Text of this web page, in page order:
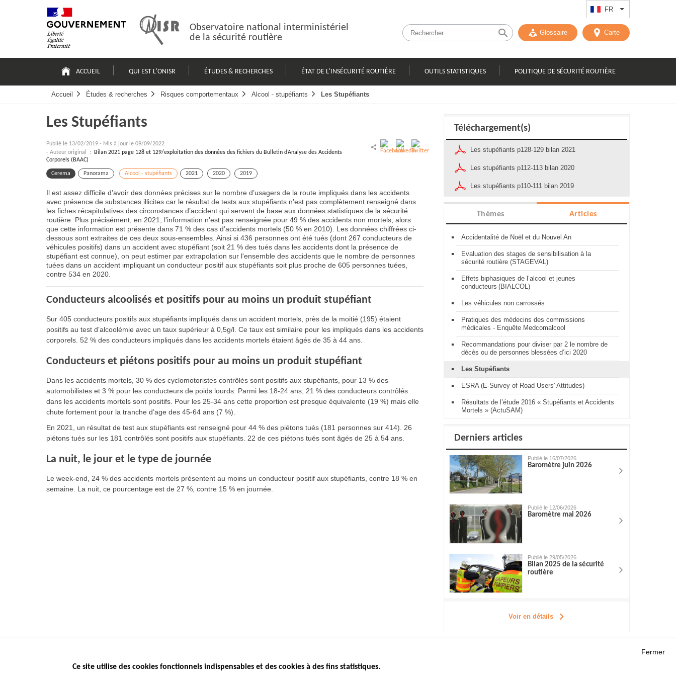
FR Lister les actions
Observatoire national interministériel
de la sécurité routière
Glossaire Carte
principale
ACCUEIL QUI EST L'ONISR ÉTUDES & RECHERCHES ÉTAT DE L'INSÉCURITÉ ROUTIÈRE OUTILS STATISTIQUES POLITIQUE DE SÉCURITÉ ROUTIÈRE
Accueil Études & recherches Risques comportementaux Alcool - stupéfiants Les Stupéfiants
Les Stupéfiants
Publié le 13/02/2019 - Mis à jour le 09/09/2022
- Auteur original :
Bilan 2021 page 128 et 129/exploitation des données des fichiers du Bulletin d’Analyse des Accidents
Corporels (BAAC)
Cerema Panorama Alcool - stupéfiants 2021 2020 2019
Il est assez difficile d’avoir des données précises sur le nombre d’usagers de la route impliqués dans les accidents
avec présence de substances illicites car le résultat de tests aux stupéfiants n’est pas complètement renseigné dans
les fiches récapitulatives des circonstances d’accident qui servent de base aux données statistiques de la sécurité
routière. Plus précisément, en 2021, l’information n’est pas renseignée pour 49 % des accidents non mortels, alors
que cette information est présente dans 71 % des cas d’accidents mortels (50 % en 2010). Les données chiffrées ci-
dessous sont extraites de ces deux sous-ensembles. Ainsi si 436 personnes ont été tués (dont 267 conducteurs de
véhicules positifs) dans un accident avec stupéfiant (soit 21 % des tués dans les accidents dont la présence de
stupéfiant est connue), on peut estimer par extrapolation sur l'ensemble des accidents que le nombre de personnes
tuées dans un accident impliquant un conducteur positif aux stupéfiants soit plus proche de 605 personnes tuées,
contre 534 en 2020.
Conducteurs alcoolisés et positifs pour au moins un produit stupéfiant
Sur 405 conducteurs positifs aux stupéfiants impliqués dans un accident mortels, près de la moitié (195) étaient
positifs au test d’alcoolémie avec un taux supérieur à 0,5g/l. Ce taux est similaire pour les impliqués dans les accidents
corporels. 52 % des conducteurs impliqués dans les accidents mortels étaient âgés de 35 à 44 ans.
Conducteurs et piétons positifs pour au moins un produit stupéfiant
Dans les accidents mortels, 30 % des cyclomotoristes contrôlés sont positifs aux stupéfiants, pour 13 % des
automobilistes et 3 % pour les conducteurs de poids lourds. Parmi les 18-24 ans, 21 % des conducteurs contrôlés
dans les accidents mortels sont positifs. Pour les 25-34 ans cette proportion est presque équivalente (19 %) mais elle
chute fortement pour la tranche d’age des 45-64 ans (7 %).
En 2021, un résultat de test aux stupéfiants est renseigné pour 44 % des piétons tués (181 personnes sur 414). 26
piétons tués sur les 181 contrôlés sont positifs aux stupéfiants. 22 de ces piétons tués sont âgés de 25 à 54 ans.
La nuit, le jour et le type de journée
Le week-end, 24 % des accidents mortels présentent au moins un conducteur positif aux stupéfiants, contre 18 % en
semaine. La nuit, ce pourcentage est de 27 %, contre 15 % en journée.
Téléchargement(s)
Les stupéfiants p128-129 bilan 2021
Les stupéfiants p112-113 bilan 2020
Les stupéfiants p110-111 bilan 2019
Thèmes Articles
Accidentalité de Noël et du Nouvel An
Evaluation des stages de sensibilisation à la
sécurité routière (STAGEVAL)
Effets biphasiques de l’alcool et jeunes
conducteurs (BIALCOL)
Les véhicules non carrossés
Pratiques des médecins des commissions
médicales - Enquête Medcomalcool
Recommandations pour diviser par 2 le nombre de
décès ou de personnes blessées d’ici 2020
Les Stupéfiants
ESRA (E-Survey of Road Users' Attitudes)
Résultats de l’étude 2016 « Stupéfiants et Accidents
Mortels » (ActuSAM)
Derniers articles
Publié le 16/07/2026
Baromètre juin 2026
Publié le 12/06/2026
Baromètre mai 2026
Publié le 29/05/2026
Bilan 2025 de la sécurité
routière
Voir en détails
Fermer
Ce site utilise des cookies fonctionnels indispensables et des cookies à des fins statistiques.